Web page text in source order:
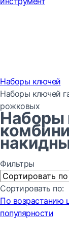
Наборы ключей
Наборы ключей
рожковых
Наборы
Фильтры
Сортировать по:
По возрастанию
популярности